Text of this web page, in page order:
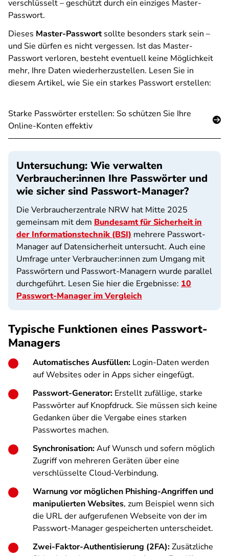
verschlüsselt – geschützt durch ein einziges Master-
Passwort.
Dieses Master-Passwortsollte besonders stark sein –
und Sie dürfen es nicht vergessen. Ist das Master-
Passwort verloren, besteht eventuell keine Möglichkeit
mehr, Ihre Daten wiederherzustellen. Lesen Sie in
diesem Artikel, wie Sie ein starkes Passwort erstellen:
Starke Passwörter erstellen: So schützen Sie Ihre
Online-Konten effektiv
Untersuchung: Wie verwalten
Verbraucher:innen Ihre Passwörter und
wie sicher sind Passwort-Manager?
Die Verbraucherzentrale NRW hat Mitte 2025
gemeinsam mit dem Bundesamt für Sicherheit in
der Informationstechnik (BSI) mehrere Passwort-
Manager auf Datensicherheit untersucht. Auch eine
Umfrage unter Verbraucher:innen zum Umgang mit
Passwörtern und Passwort-Managern wurde parallel
durchgeführt. Lesen Sie hier die Ergebnisse: 10
Passwort-Manager im Vergleich
Typische Funktionen eines Passwort-
Managers
Automatisches Ausfüllen: Login-Daten werden
auf Websites oder in Apps sicher eingefügt.
Passwort-Generator: Erstellt zufällige, starke
Passwörter auf Knopfdruck. Sie müssen sich keine
Gedanken über die Vergabe eines starken
Passwortes machen.
Synchronisation:Auf Wunsch und sofern möglich
Zugriff von mehreren Geräten über eine
verschlüsselte Cloud-Verbindung.
Warnung vor möglichen Phishing-Angriffen und
manipulierten Websites, zum Beispiel wenn sich
die URL der aufgerufenen Webseite von der im
Passwort-Manager gespeicherten unterscheidet.
Zwei-Faktor-Authentisierung (2FA):Zusätzliche